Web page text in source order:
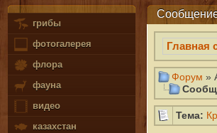
грибы
фотогалерея
флора
фауна
видео
казахстан
Главная
Форум »
Тема: